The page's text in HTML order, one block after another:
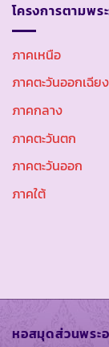
โครงการตามพร
ภาคเหนือ
ภาคตะวันออกเฉีย
ภาคกลาง
ภาคตะวันตก
ภาคตะวันออก
ภาคใต้
หอสมุดส่วนพระ